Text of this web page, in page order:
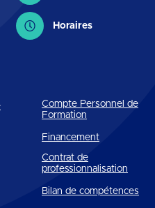
Horaires
Compte Personnel de
Formation
Financement
Contrat de
professionnalisation
Bilan de compétences